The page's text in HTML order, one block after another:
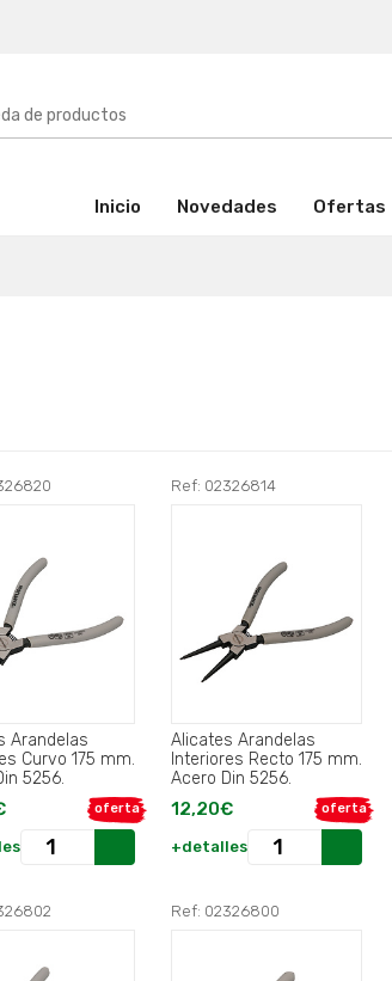
Inicio (activo)Novedades Ofertas
Arandelas
Curvo 175 mm.
5256.
oferta
Ref: 02326814
Alicates Arandelas
Interiores Recto 175 mm.
Acero Din 5256.
oferta
12,20€
+detalles
Ref: 02326800